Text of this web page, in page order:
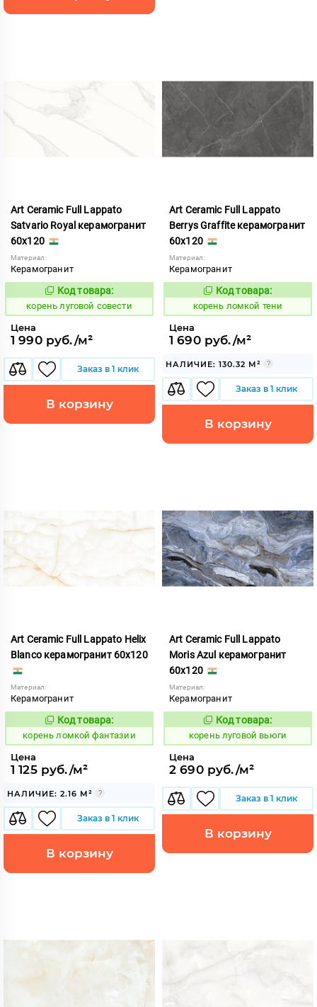
Art Ceramic Full Lappato
Satvario Royal керамогранит
60x120
Материал:
Керамогранит
787398
Код товара:
корень луговой совести
Цена
1 990 руб./м²
Заказ в 1 клик
В корзину
Art Ceramic Full Lappato
Berrys Graffite керамогранит
60x120
Материал:
Керамогранит
787353
Код товара:
корень ломкой тени
Цена
1 690 руб./м²
НАЛИЧИЕ: 130.32 М²
Заказ в 1 клик
В корзину
Art Ceramic Full Lappato Helix
Blanco керамогранит 60x120
Материал:
Керамогранит
787362
Код товара:
корень ломкой фантазии
Цена
1 125 руб./м²
НАЛИЧИЕ: 2.16 М²
Заказ в 1 клик
В корзину
Art Ceramic Full Lappato
Moris Azul керамогранит
60x120
Материал:
Керамогранит
787389
Код товара:
корень луговой вьюги
Цена
2 690 руб./м²
Заказ в 1 клик
В корзину